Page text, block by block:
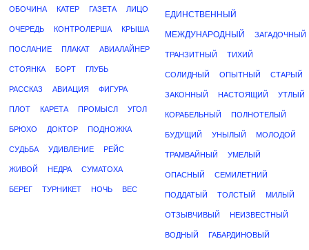
ОБОЧИНА КАТЕР ГАЗЕТА ЛИЦО
ОЧЕРЕДЬ КОНТРОЛЕРША КРЫША
ПОСЛАНИЕ ПЛАКАТ АВИАЛАЙНЕР
СТОЯНКА БОРТ ГЛУБЬ
РАССКАЗ АВИАЦИЯ ФИГУРА
ПЛОТ КАРЕТА ПРОМЫСЛ УГОЛ
БРЮХО ДОКТОР ПОДНОЖКА
СУДЬБА УДИВЛЕНИЕ РЕЙС
ЖИВОЙ НЕДРА СУМАТОХА
БЕРЕГ ТУРНИКЕТ НОЧЬ ВЕС
ЕДИНСТВЕННЫЙ
МЕЖДУНАРОДНЫЙ ЗАГАДОЧНЫЙ
ТРАНЗИТНЫЙ ТИХИЙ
СОЛИДНЫЙ ОПЫТНЫЙ СТАРЫЙ
ЗАКОННЫЙ НАСТОЯЩИЙ УТЛЫЙ
КОРАБЕЛЬНЫЙ ПОЛНОТЕЛЫЙ
БУДУЩИЙ УНЫЛЫЙ МОЛОДОЙ
ТРАМВАЙНЫЙ УМЕЛЫЙ
ОПАСНЫЙ СЕМИЛЕТНИЙ
ПОДДАТЫЙ ТОЛСТЫЙ МИЛЫЙ
ОТЗЫВЧИВЫЙ НЕИЗВЕСТНЫЙ
ВОДНЫЙ ГАБАРДИНОВЫЙ